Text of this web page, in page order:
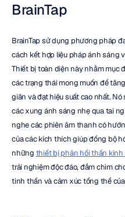
BrainTap
BrainTap sử dụng phương pháp
cách kết hợp liệu pháp ánh sáng
Thiết bị toàn diện này nhằm mục
các trạng thái mong muốn để
giãn và đạt hiệu suất cao nhất.
các xung ánh sáng nhẹ qua tai
nghe các phiên âm thanh có
của các kích thích giúp đồng bộ
những thiết bị phản hồi thần kinh
trải nghiệm độc đáo, đắm chìm
tinh thần và cảm xúc tổng thể